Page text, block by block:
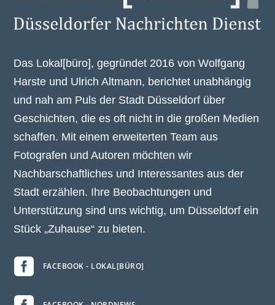
Das Lokal[büro], gegründet 2016 von Wolfgang
Harste und Ulrich Altmann, berichtet unabhängig
und nah am Puls der Stadt Düsseldorf über
Geschichten, die es oft nicht in die großen Medien
schaffen. Mit einem erweiterten Team aus
Fotografen und Autoren möchten wir
Nachbarschaftliches und Interessantes aus der
Stadt erzählen. Ihre Beobachtungen und
Unterstützung sind uns wichtig, um Düsseldorf ein
Stück „Zuhause“ zu bieten.
 FACEBOOK - LOKAL[BÜRO]